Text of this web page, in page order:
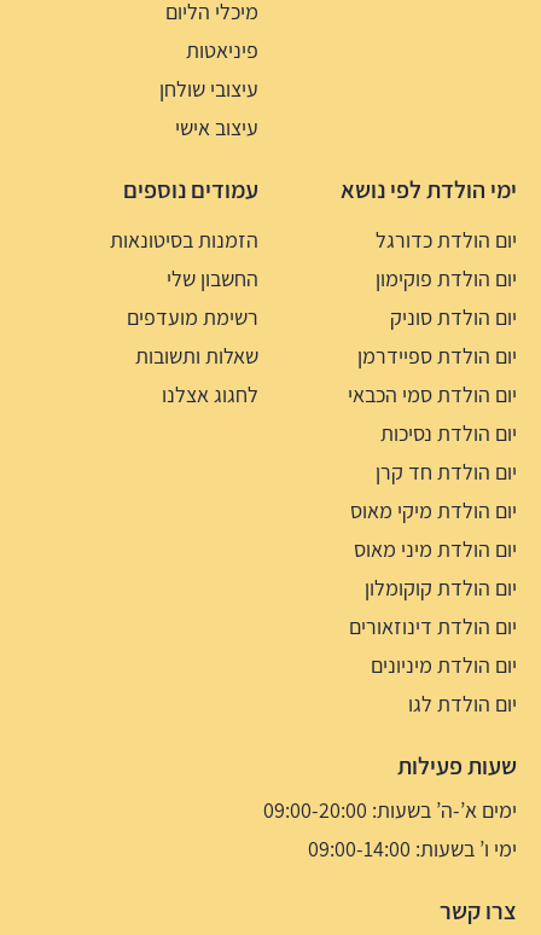
מיכלי הליום
פיניאטות
עיצובי שולחן
עיצוב אישי
ימי הולדת לפי נושא
יום הולדת כדורגל
יום הולדת פוקימון
יום הולדת סוניק
יום הולדת ספיידרמן
יום הולדת סמי הכבאי
יום הולדת נסיכות
יום הולדת חד קרן
יום הולדת מיקי מאוס
יום הולדת מיני מאוס
יום הולדת קוקומלון
יום הולדת דינוזאורים
יום הולדת מיניונים
יום הולדת לגו
עמודים נוספים
הזמנות בסיטונאות
החשבון שלי
רשימת מועדפים
שאלות ותשובות
לחגוג אצלנו
שעות פעילות
ימים א’-ה’ בשעות: 09:00-20:00
ימי ו’ בשעות: 09:00-14:00
צרו קשר